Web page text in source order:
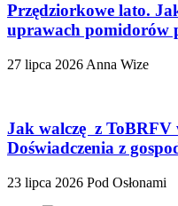
Przędziorkowe lato.
uprawach pomidorów
27 lipca 2026 Anna Wize
Jak walczę z
Doświadczenia z
23 lipca 2026 Pod Osłonami